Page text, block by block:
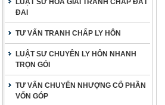
LUẬT SƯ HÒA GIẢI TRANH CHẤP ĐẤT
ĐAI
TƯ VẤN TRANH CHẤP LY HÔN
LUẬT SƯ CHUYÊN LY HÔN NHANH
TRỌN GÓI
TƯ VẤN CHUYỂN NHƯỢNG CỔ PHẦN
VỐN GÓP